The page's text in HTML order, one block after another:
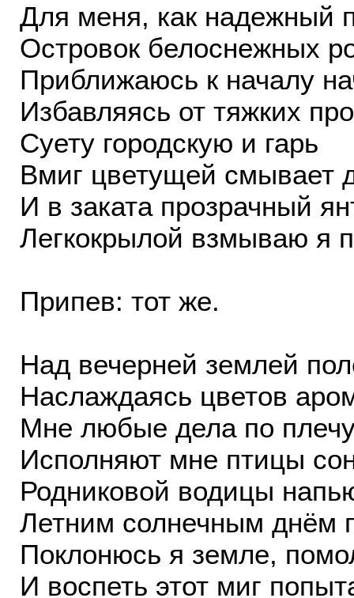
Для меня, как надежный
Островок белоснежных
Приближаюсь к началу
Избавляясь от тяжких
Суету городскую и гарь
Вмиг цветущей смывает
И в заката прозрачный
Легкокрылой взмываю я
Припев: тот же.
Над вечерней землей
Наслаждаясь цветов
Мне любые дела по
Исполняют мне птицы
Родниковой водицы
Летним солнечным днём
Поклонюсь я земле,
И воспеть этот миг